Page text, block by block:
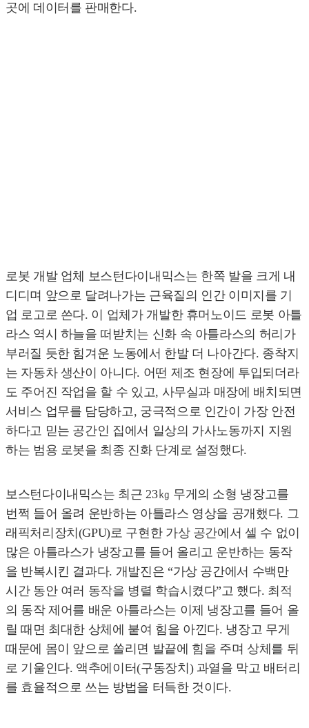
곳에 데이터를 판매한다.
로봇 개발 업체 보스턴다이내믹스는 한쪽 발을 크게 내
디디며 앞으로 달려나가는 근육질의 인간 이미지를 기
업 로고로 쓴다. 이 업체가 개발한 휴머노이드 로봇 아틀
라스 역시 하늘을 떠받치는 신화 속 아틀라스의 허리가
부러질 듯한 힘겨운 노동에서 한발 더 나아간다. 종착지
는 자동차 생산이 아니다. 어떤 제조 현장에 투입되더라
도 주어진 작업을 할 수 있고, 사무실과 매장에 배치되면
서비스 업무를 담당하고, 궁극적으로 인간이 가장 안전
하다고 믿는 공간인 집에서 일상의 가사노동까지 지원
하는 범용 로봇을 최종 진화 단계로 설정했다.
보스턴다이내믹스는 최근 23㎏ 무게의 소형 냉장고를
번쩍 들어 올려 운반하는 아틀라스 영상을 공개했다. 그
래픽처리장치(GPU)로 구현한 가상 공간에서 셀 수 없이
많은 아틀라스가 냉장고를 들어 올리고 운반하는 동작
을 반복시킨 결과다. 개발진은 “가상 공간에서 수백만
시간 동안 여러 동작을 병렬 학습시켰다”고 했다. 최적
의 동작 제어를 배운 아틀라스는 이제 냉장고를 들어 올
릴 때면 최대한 상체에 붙여 힘을 아낀다. 냉장고 무게
때문에 몸이 앞으로 쏠리면 발끝에 힘을 주며 상체를 뒤
로 기울인다. 액추에이터(구동장치) 과열을 막고 배터리
를 효율적으로 쓰는 방법을 터득한 것이다.